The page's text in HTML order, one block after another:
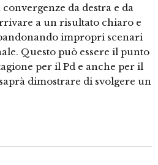
da destra e da
a un risultato chiaro e
impropri scenari
Questo può essere il punto
per il Pd e anche per il
dimostrare di svolgere un